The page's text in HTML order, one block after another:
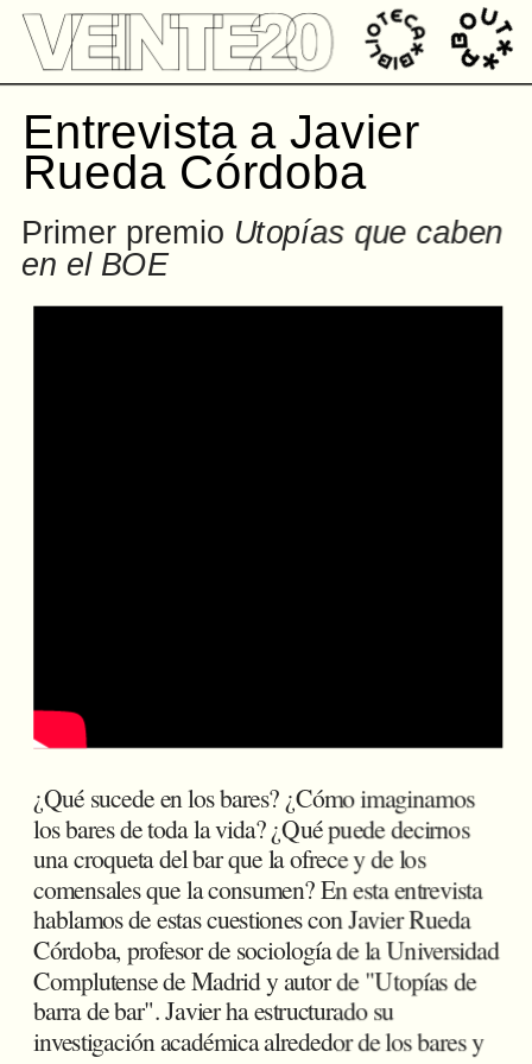
Entrevista a Javier
Rueda Córdoba
Primer premio Utopías que caben
en el BOE
¿Qué sucede en los bares? ¿Cómo imaginamos
los bares de toda la vida? ¿Qué puede decirnos
una croqueta del bar que la ofrece y de los
comensales que la consumen? En esta entrevista
hablamos de estas cuestiones con Javier Rueda
Córdoba, profesor de sociología de la Universidad
Complutense de Madrid y autor de "Utopías de
barra de bar". Javier ha estructurado su
investigación académica alrededor de los bares y